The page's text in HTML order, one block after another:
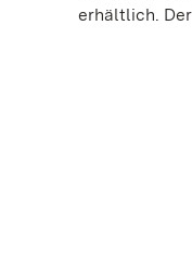
erhältlich.